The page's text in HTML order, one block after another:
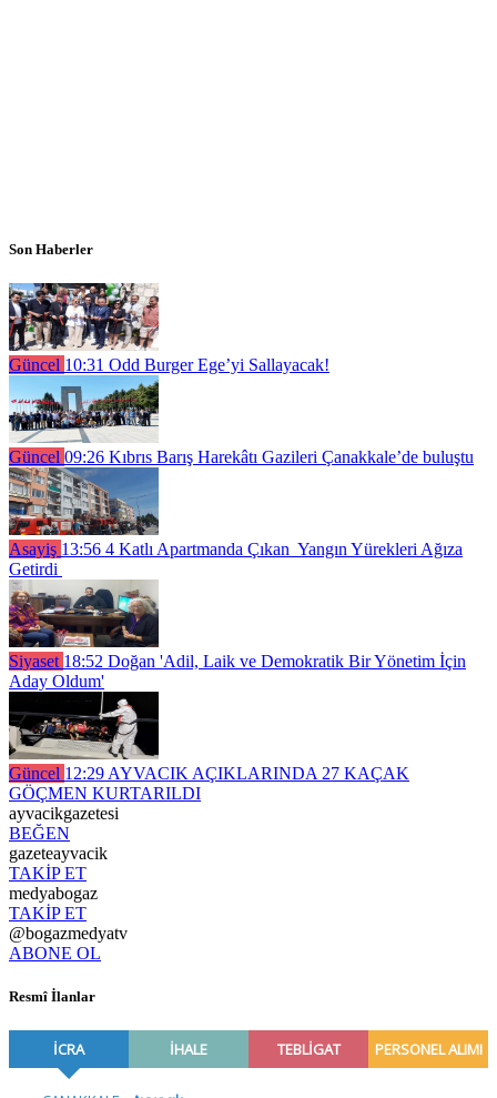
Son Haberler
Güncel 10:31 Odd Burger Ege’yi Sallayacak!
Güncel 09:26 Kıbrıs Barış Harekâtı Gazileri Çanakkale’de buluştu
Asayiş 13:56 4 Katlı Apartmanda Çıkan Yangın Yürekleri Ağıza
Getirdi
Siyaset 18:52 Doğan 'Adil, Laik ve Demokratik Bir Yönetim İçin
Aday Oldum'
Güncel 12:29 AYVACIK AÇIKLARINDA 27 KAÇAK
GÖÇMEN KURTARILDI
ayvacikgazetesi
BEĞEN
gazeteayvacik
TAKİP ET
medyabogaz
TAKİP ET
@bogazmedyatv
ABONE OL
Resmî İlanlar